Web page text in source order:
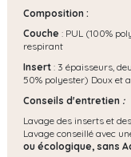
Composition :
Couche : PUL (100%
respirant
Insert : 3 épaisseurs,
50% polyester) Doux et
Conseils d'entretien :
Lavage des inserts et
Lavage conseillé avec
ou écologique, sans